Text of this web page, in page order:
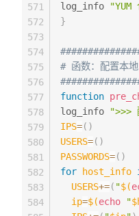
log_info
"YUM
}
# 函数：配置本
function
log_info
">>>
IPS=( )
USERS=( )
PASSWORDS=( )
for
host_info
USERS+=( "$(
ip=$(echo "
571
572
573
574
575
576
577
578
579
580
581
582
583
584